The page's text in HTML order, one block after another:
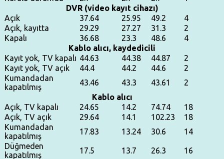
DVR (video kayıt cihazı)
Açık
37.64 25.95 49.2
4
Açık, kayıtta
29.29 27.27 31.3
2
Kapalı
36.68 23.3 48.6
4
Kablo alıcı, kaydedicili
Kayıt yok, TV kapalı 44.63 44.38 44.87
2
Kayıt yok, TV açık
44.4 44.2 44.6
2
Kumandadan
kapatılmış
43.46 43.3 43.61
2
Kablo alıcı
Açık, TV kapalı
24.65 14.2 74.74
18
Açık, TV açık
29.64 14.1 102.23
18
Kumandadan
kapatılmış
17.83 13.24 30.6
14
Düğmeden
kapatılmış
17.5 13.7 26.3 16